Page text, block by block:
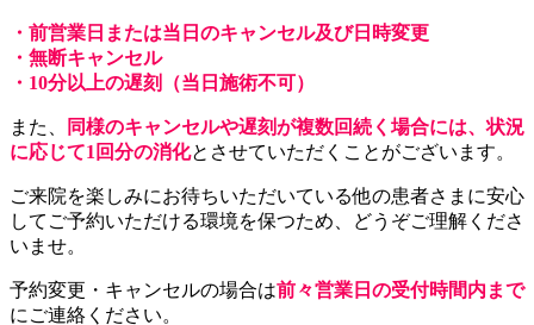
・前営業日または当日のキャンセル及び日時変更
・無断キャンセル
・10分以上の遅刻（当日施術不可）
また、
同様のキャンセルや遅刻が複数回続く場合には、状況
に応じて1回分の消化とさせていただくことがございます。
ご来院を楽しみにお待ちいただいている他の患者さまに安心
してご予約いただける環境を保つため、どうぞご理解くださ
いませ。
予約変更・キャンセルの場合は前々営業日の受付時間内まで
にご連絡ください。